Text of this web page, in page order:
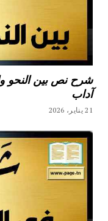
شرح نص بين النحو
آداب
21 يناير، 2026